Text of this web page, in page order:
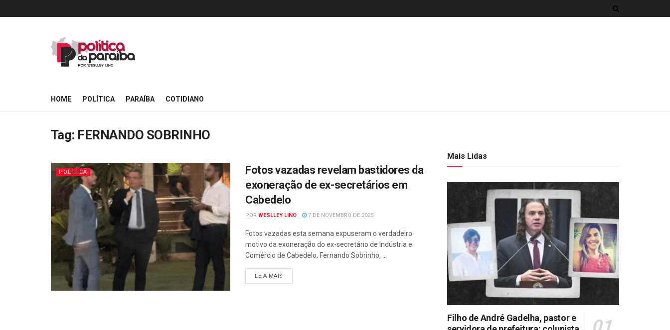
HOME POLÍTICA PARAÍBA COTIDIANO
Tag: FERNANDO SOBRINHO
POLÍTICA
Fotos vazadas revelam bastidores da
exoneração de ex-secretários em
Cabedelo
POR WESLLEY LINO 7 DE NOVEMBRO DE 2025
Fotos vazadas esta semana expuseram o verdadeiro
motivo da exoneração do ex-secretário de Indústria e
Comércio de Cabedelo, Fernando Sobrinho, ...
LEIA MAIS
Mais Lidas
Filho de André Gadelha, pastor e